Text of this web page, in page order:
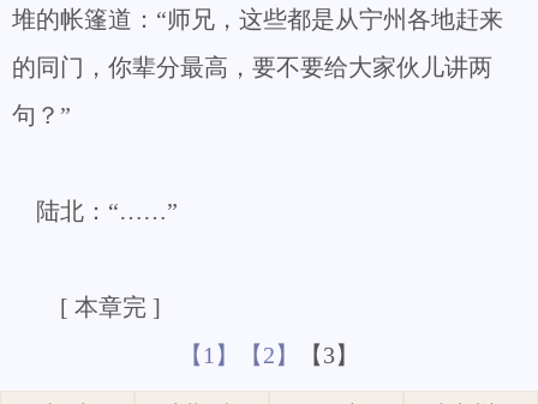
堆的帐篷道：“师兄，这些都是从宁州各地赶来
的同门，你辈分最高，要不要给大家伙儿讲两
句？”
陆北：“……”
[ 本章完 ]
【1】
【2】 【3】